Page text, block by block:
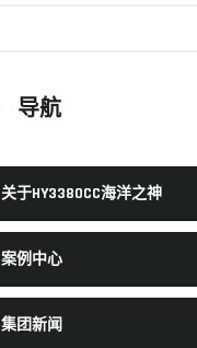
导航
关于HY3380CC海洋之神
案例中心
集团新闻